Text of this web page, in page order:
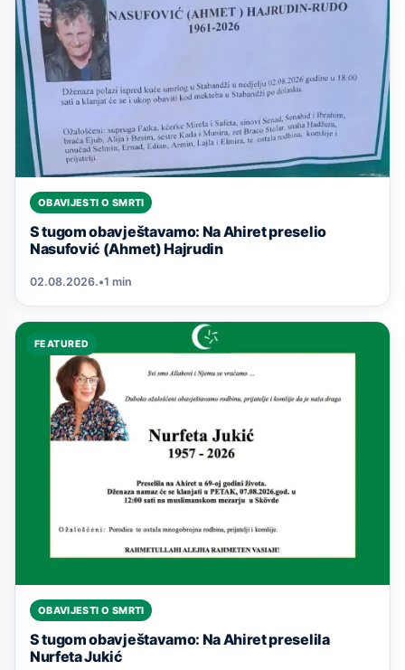
OBAVIJESTI O SMRTI
S tugom obavještavamo: Na Ahiret preselio
Nasufović (Ahmet) Hajrudin
02.08.2026.•1 min
FEATURED
OBAVIJESTI O SMRTI
S tugom obavještavamo: Na Ahiret preselila
Nurfeta Jukić